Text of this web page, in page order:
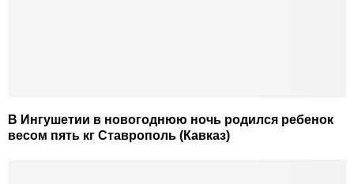
В Ингушетии в новогоднюю ночь родился ребенок
весом пять кг Ставрополь (Кавказ)